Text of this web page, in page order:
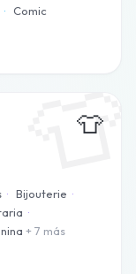
· Comic
👕
· Bijouterie ·
·
+ 7 más